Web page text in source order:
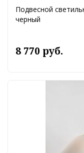
Подвесной
черный
8 770 руб.